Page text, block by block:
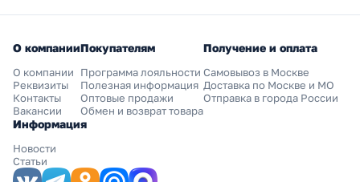
О компании
О компании
Реквизиты
Контакты
Вакансии
Покупателям
Программа лояльности
Полезная информация
Оптовые продажи
Обмен и возврат товара
Получение и оплата
Самовывоз в Москве
Доставка по Москве и МО
Отправка в города России
Информация
Новости
Статьи